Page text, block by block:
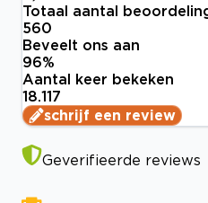
Totaal aantal
560
Beveelt ons aan
96%
Aantal keer bekeken
18.117
schrijf een review
Geverifieerde reviews